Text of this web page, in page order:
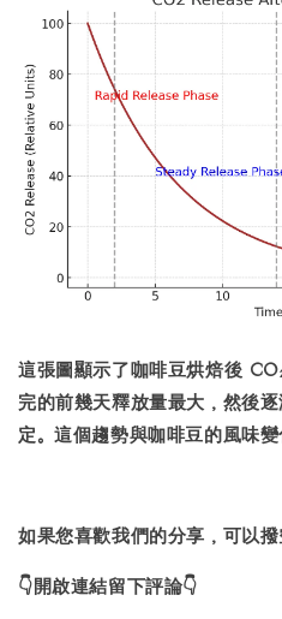
這張圖顯示了咖啡豆烘焙後
完的前幾天釋放量最大，然後
定。這個趨勢與咖啡豆的風味
如果您喜歡我們的分享，可以撥
👇開啟連結留下評論👇